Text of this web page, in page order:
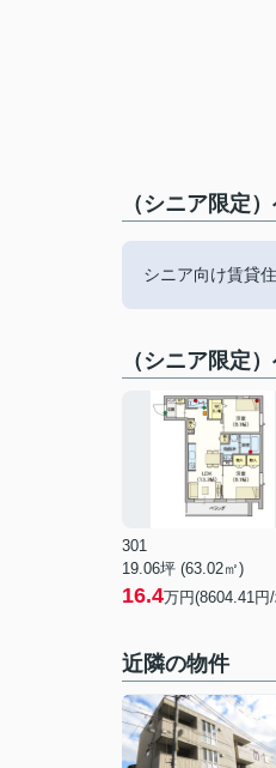
（シニア限定
シニア向け賃貸
（シニア限定
301
19.06坪 (63.02㎡)
16.4万円(8604.41円
近隣の物件